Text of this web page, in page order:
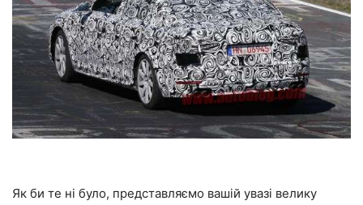
Як би те ні було, представляємо вашій увазі велику